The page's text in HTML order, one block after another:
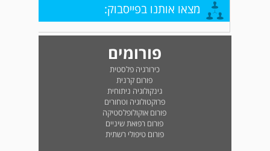
מצאו אותנו בפייסבוק:
פורומים
כירורגיה פלסטית
פורום קרנית
גינקולוגיה ניתוחית
פרוקטולוגיה וטחורים
פורום אוקולופלסטיקה
פורום רפואת שיניים
פורום טיפולי רשתית